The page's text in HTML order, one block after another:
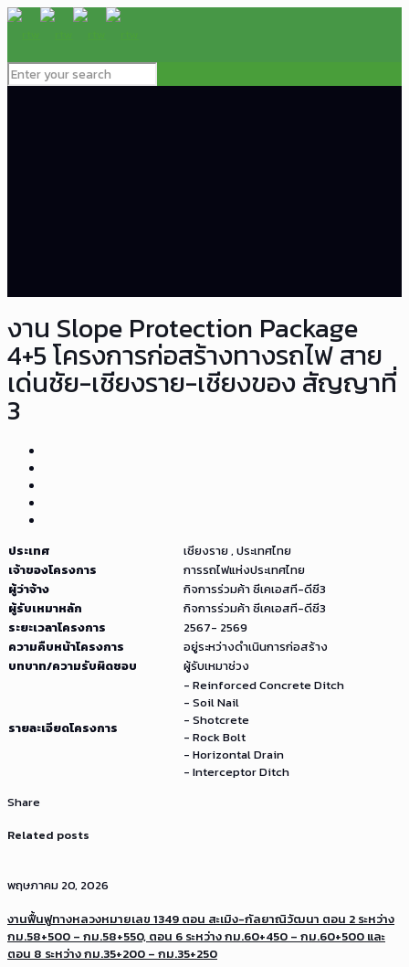
งาน Slope Protection Package
4+5 โครงการก่อสร้างทางรถไฟ สาย
เด่นชัย-เชียงราย-เชียงของ สัญญาที่
3
ประเทศ
เชียงราย , ประเทศไทย
เจ้าของโครงการ
การรถไฟแห่งประเทศไทย
ผู้ว่าจ้าง
กิจการร่วมค้า ซีเคเอสที-ดีซี3
ผู้รับเหมาหลัก
กิจการร่วมค้า ซีเคเอสที-ดีซี3
ระยะเวลาโครงการ
2567- 2569
ความคืบหน้าโครงการ
อยู่ระหว่างดำเนินการก่อสร้าง
บทบาท/ความรับผิดชอบ
ผู้รับเหมาช่วง
รายละเอียดโครงการ
- Reinforced Concrete Ditch
- Soil Nail
- Shotcrete
- Rock Bolt
- Horizontal Drain
- Interceptor Ditch
Share
Related posts
พฤษภาคม 20, 2026
งานฟื้นฟูทางหลวงหมายเลข 1349 ตอน สะเมิง-กัลยาณิวัฒนา ตอน 2 ระหว่าง
กม.58+500 – กม.58+550, ตอน 6 ระหว่าง กม.60+450 – กม.60+500 และ
ตอน 8 ระหว่าง กม.35+200 – กม.35+250